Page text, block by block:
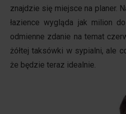
znajdzie się miejsce na planer.
łazience wygląda jak milion
odmienne zdanie na temat
żółtej taksówki w sypialni, ale
że będzie teraz idealnie.